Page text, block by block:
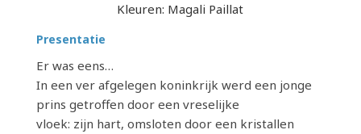
Kleuren: Magali Paillat
Presentatie
Er was eens…
In een ver afgelegen koninkrijk werd een jonge
prins getroffen door een vreselijke
vloek: zijn hart, omsloten door een kristallen